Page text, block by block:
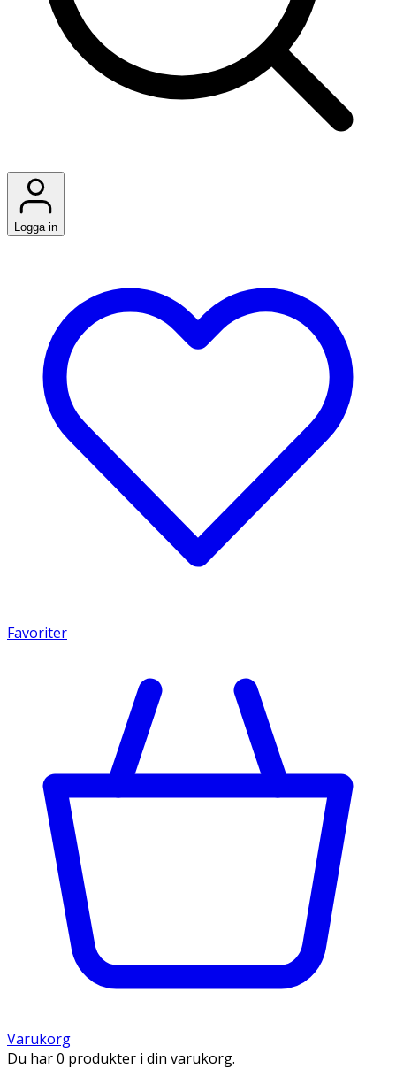
Logga in
Favoriter
Varukorg
Du har 0 produkter i din varukorg.